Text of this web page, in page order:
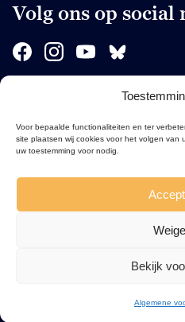
Voor bepaalde functionaliteiten en ter
site plaatsen wij cookies voor het volgen van
uw toestemming voor nodig.
Bekijk
Algemene
Volg ons op social